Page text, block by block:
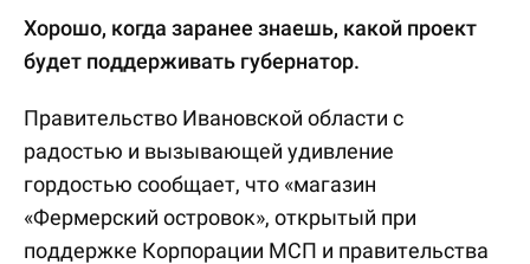
Хорошо, когда заранее знаешь, какой проект
будет поддерживать губернатор.
Правительство Ивановской области с
радостью и вызывающей удивление
гордостью сообщает, что «магазин
«Фермерский островок», открытый при
поддержке Корпорации МСП и правительства